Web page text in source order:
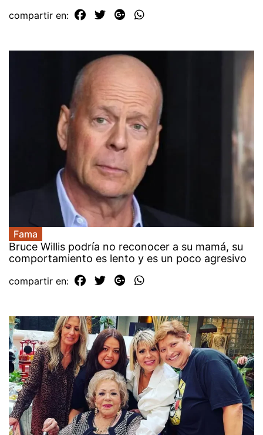
compartir en:
Fama
Bruce Willis podría no reconocer a su mamá, su
comportamiento es lento y es un poco agresivo
compartir en: